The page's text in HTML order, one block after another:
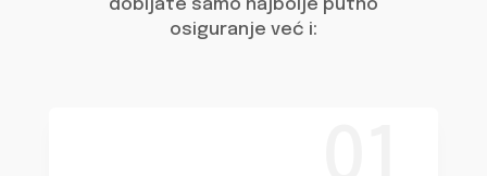
dobijate samo najbolje putno
osiguranje već i: